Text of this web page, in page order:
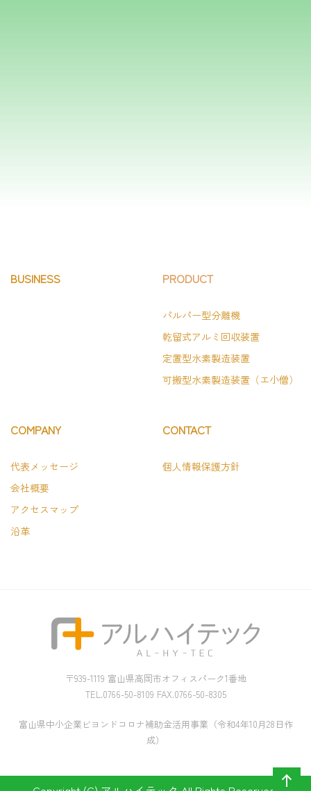
BUSINESS PRODUCT
パルパー型分離機
乾留式アルミ回収装置
定置型水素製造装置
可搬型水素製造装置（エ小僧）
COMPANY
代表メッセージ
会社概要
アクセスマップ
沿革
CONTACT
個人情報保護方針
〒939-1119 富山県高岡市オフィスパーク1番地
TEL.0766-50-8109 FAX.0766-50-8305
富山県中小企業ビヨンドコロナ補助金活用事業（令和4年10月28日作
成）